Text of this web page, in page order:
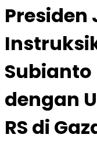
Presiden
Subianto
dengan
RS di